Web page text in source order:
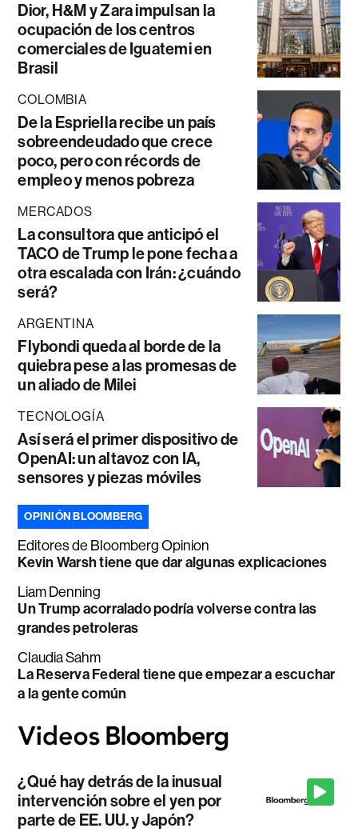
Dior, H&M y Zara impulsan la
ocupación de los centros
comerciales de Iguatemi en
Brasil
COLOMBIA
De la Espriella recibe un país
sobreendeudado que crece
poco, pero con récords de
empleo y menos pobreza
MERCADOS
La consultora que anticipó el
TACO de Trump le pone fecha a
otra escalada con Irán: ¿cuándo
será?
ARGENTINA
Flybondi queda al borde de la
quiebra pese a las promesas de
un aliado de Milei
TECNOLOGÍA
Así será el primer dispositivo de
OpenAI: un altavoz con IA,
sensores y piezas móviles
OPINIÓN BLOOMBERG
Editores de Bloomberg Opinion
Kevin Warsh tiene que dar algunas explicaciones
Liam Denning
Un Trump acorralado podría volverse contra las
grandes petroleras
Claudia Sahm
La Reserva Federal tiene que empezar a escuchar
a la gente común
¿Qué hay detrás de la inusual
intervención sobre el yen por
parte de EE. UU. y Japón?